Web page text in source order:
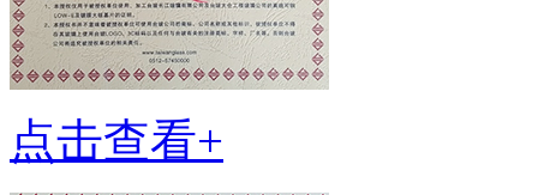
点击查看+